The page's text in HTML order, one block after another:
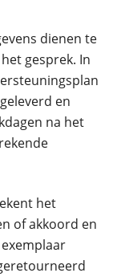
dienen te
gesprek. In
en
na het
het
of akkoord en